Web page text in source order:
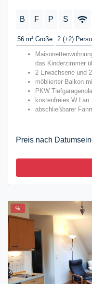
B F P S
56 m² Größe 2 (+2)
das Kinderzimmer
2 Erwachsene und
möblierter Balkon
PKW
kostenfreies W Lan
abschließbarer
Preis nach
%